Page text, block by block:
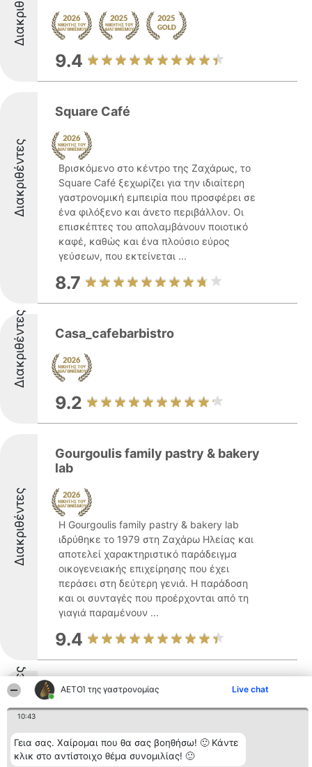
ΑΕΤΟΊ της γαστρονομίας Live chat
10:43
Γεια σας. Χαίρομαι που θα σας βοηθήσω! 🙂 Κάντε
κλικ στο αντίστοιχο θέμα συνομιλίας! 🙂
9.4
Διακριθέντες
Square Café
Βρισκόμενο στο κέντρο της Ζαχάρως, το
Square Café ξεχωρίζει για την ιδιαίτερη
γαστρονομική εμπειρία που προσφέρει σε
ένα φιλόξενο και άνετο περιβάλλον. Οι
επισκέπτες του απολαμβάνουν ποιοτικό
καφέ, καθώς και ένα πλούσιο εύρος
γεύσεων, που εκτείνεται ...
8.7
Διακριθέντες Casa_cafebarbistro
9.2
Διακριθέντες
Gourgoulis family pastry & bakery
lab
Η Gourgoulis family pastry & bakery lab
ιδρύθηκε το 1979 στη Ζαχάρω Ηλείας και
αποτελεί χαρακτηριστικό παράδειγμα
οικογενειακής επιχείρησης που έχει
περάσει στη δεύτερη γενιά. Η παράδοση
και οι συνταγές που προέρχονται από τη
γιαγιά παραμένουν ...
9.4
Διακριθέντες Beach Bar "Μαντώ"
9.4